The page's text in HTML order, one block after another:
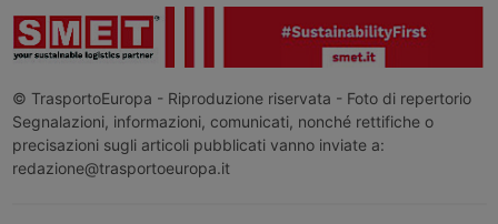
© TrasportoEuropa - Riproduzione riservata - Foto di repertorio
Segnalazioni, informazioni, comunicati, nonché rettifiche o
precisazioni sugli articoli pubblicati vanno inviate a:
redazione@trasportoeuropa.it